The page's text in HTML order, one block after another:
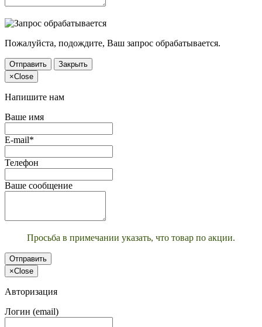
Пожалуйста, подождите, Ваш запрос обрабатывается.
Отправить
Закрыть
×Close
Напишите нам
Ваше имя
E-mail*
Телефон
Ваше сообщение
Просьба в примечании указать, что товар по акции.
Отправить
×Close
Авторизация
Логин (email)